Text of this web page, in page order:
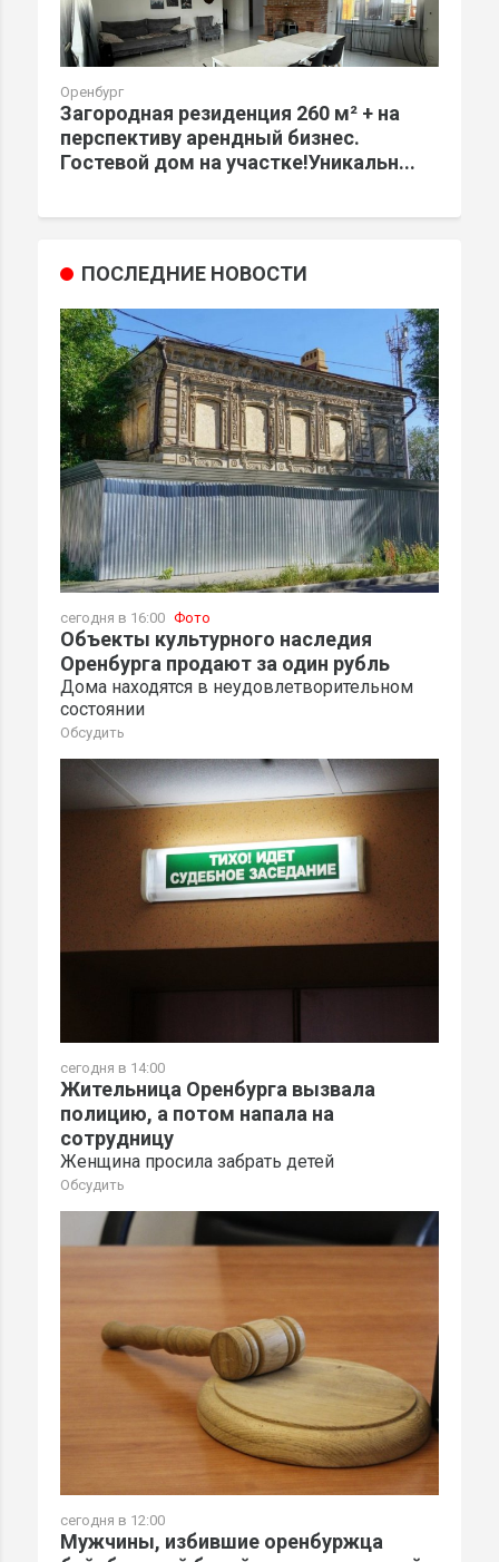
Оренбург
Загородная резиденция 260 м² + на
перспективу арендный бизнес.
Гостевой дом на участке!Уникальн...
ПОСЛЕДНИЕ НОВОСТИ
сегодня в 16:00 Фото
Объекты культурного наследия
Оренбурга продают за один рубль
Дома находятся в неудовлетворительном
состоянии
Обсудить
сегодня в 14:00
Жительница Оренбурга вызвала
полицию, а потом напала на
сотрудницу
Женщина просила забрать детей
Обсудить
сегодня в 12:00
Мужчины, избившие оренбуржца